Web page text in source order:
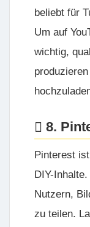
beliebt für
Um auf
wichtig,
8.
Pinterest
DIY-
Nutzern,
zu teilen.